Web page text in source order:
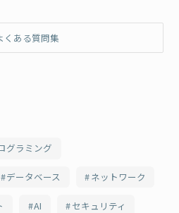
くある質問集
グラミング
データベース ネットワーク
AI セキュリティ